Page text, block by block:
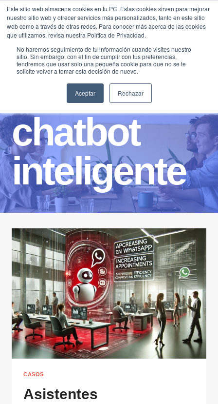
Este sitio web almacena cookies en tu PC. Estas cookies sirven para mejorar
nuestro sitio web y ofrecer servicios más personalizados, tanto en este sitio
web como a través de otras redes. Para conocer más acerca de las cookies
que utilizamos, revisa nuestra Política de Privacidad.
No haremos seguimiento de tu información cuando visites nuestro
sitio. Sin embargo, con el fin de cumplir con tus preferencias,
tendremos que usar solo una pequeña cookie para que no se te
solicite volver a tomar esta decisión de nuevo.
Aceptar Rechazar
Saltar
contenido
chatbot
inteligente
CASOS
Asistentes
Traducir »